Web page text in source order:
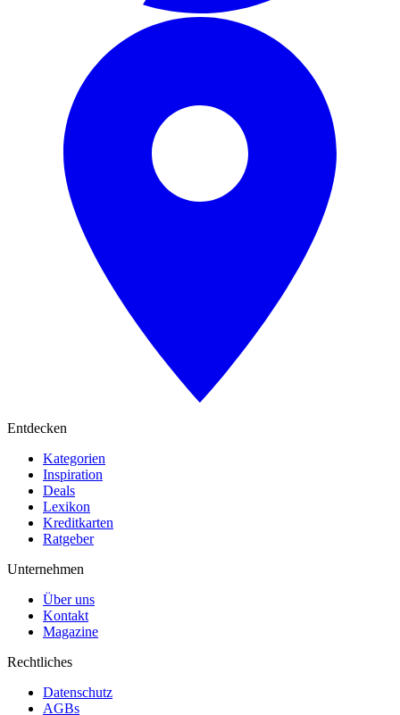
Entdecken
Kategorien
Inspiration
Deals
Lexikon
Kreditkarten
Ratgeber
Unternehmen
Über uns
Kontakt
Magazine
Rechtliches
Datenschutz
AGBs